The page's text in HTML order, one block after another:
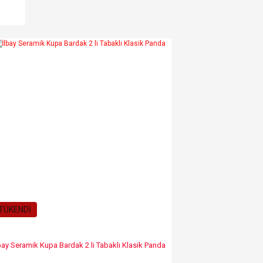
Seramik Kupa Bardak 2 li Tabaklı Klasik Panda